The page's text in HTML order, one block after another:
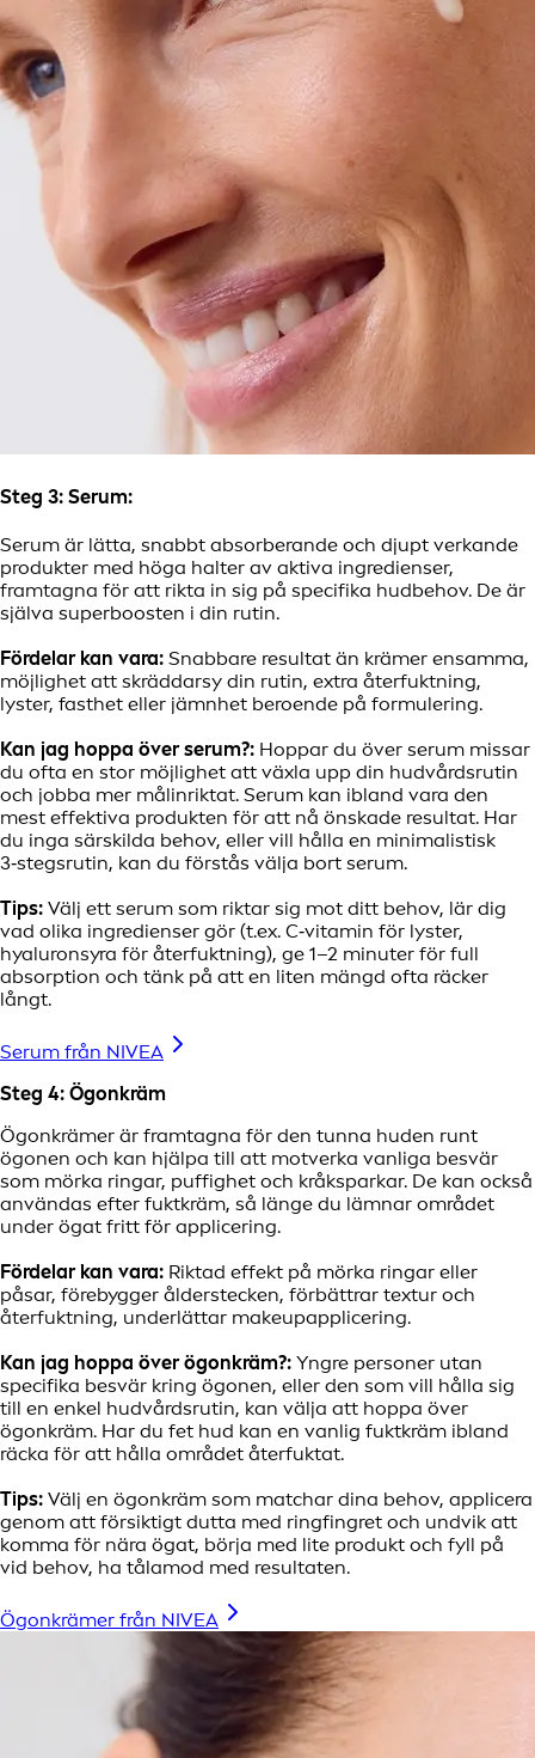
Steg 3: Serum:
Serum är lätta, snabbt absorberande och djupt verkande
produkter med höga halter av aktiva ingredienser,
framtagna för att rikta in sig på specifika hudbehov. De är
själva superboosten i din rutin.
Fördelar kan vara: Snabbare resultat än krämer ensamma,
möjlighet att skräddarsy din rutin, extra återfuktning,
lyster, fasthet eller jämnhet beroende på formulering.
Kan jag hoppa över serum?: Hoppar du över serum missar
du ofta en stor möjlighet att växla upp din hudvårdsrutin
och jobba mer målinriktat. Serum kan ibland vara den
mest effektiva produkten för att nå önskade resultat. Har
du inga särskilda behov, eller vill hålla en minimalistisk
3‑stegsrutin, kan du förstås välja bort serum.
Tips: Välj ett serum som riktar sig mot ditt behov, lär dig
vad olika ingredienser gör (t.ex. C‑vitamin för lyster,
hyaluronsyra för återfuktning), ge 1–2 minuter för full
absorption och tänk på att en liten mängd ofta räcker
långt.
Serum från NIVEA
Steg 4: Ögonkräm
Ögonkrämer är framtagna för den tunna huden runt
ögonen och kan hjälpa till att motverka vanliga besvär
som mörka ringar, puffighet och kråksparkar. De kan också
användas efter fuktkräm, så länge du lämnar området
under ögat fritt för applicering.
Fördelar kan vara: Riktad effekt på mörka ringar eller
påsar, förebygger ålderstecken, förbättrar textur och
återfuktning, underlättar makeupapplicering.
Kan jag hoppa över ögonkräm?: Yngre personer utan
specifika besvär kring ögonen, eller den som vill hålla sig
till en enkel hudvårdsrutin, kan välja att hoppa över
ögonkräm. Har du fet hud kan en vanlig fuktkräm ibland
räcka för att hålla området återfuktat.
Tips: Välj en ögonkräm som matchar dina behov, applicera
genom att försiktigt dutta med ringfingret och undvik att
komma för nära ögat, börja med lite produkt och fyll på
vid behov, ha tålamod med resultaten.
Ögonkrämer från NIVEA